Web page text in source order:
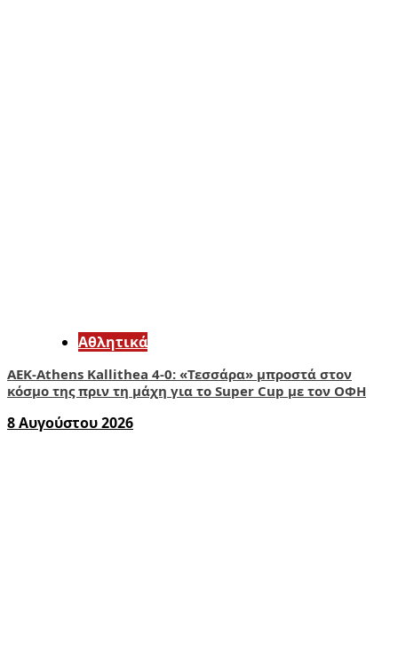
Αθλητικά
ΑΕΚ-Athens Kallithea 4-0: «Τεσσάρα» μπροστά στον
κόσμο της πριν τη μάχη για το Super Cup με τον ΟΦΗ
8 Αυγούστου 2026